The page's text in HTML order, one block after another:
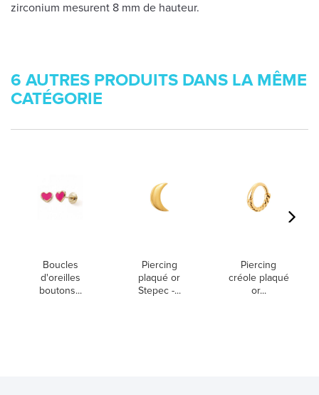
zirconium mesurent 8 mm de hauteur.
6 AUTRES PRODUITS DANS LA MÊME
CATÉGORIE
Boucles
d'oreilles
boutons...
Piercing
plaqué or
Stepec -...
Piercing
créole plaqué
or...